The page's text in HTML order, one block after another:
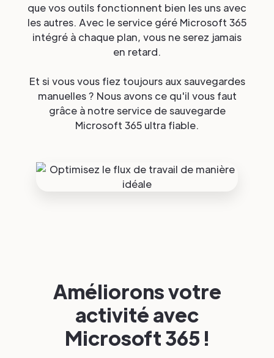
que vos outils fonctionnent bien les uns avec
les autres. Avec le service géré Microsoft 365
intégré à chaque plan, vous ne serez jamais
en retard.
Et si vous vous fiez toujours aux sauvegardes
manuelles ? Nous avons ce qu'il vous faut
grâce à notre service de sauvegarde
Microsoft 365 ultra fiable.
Améliorons votre
activité avec
Microsoft 365 !